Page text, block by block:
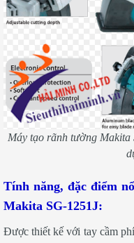
Máy tạo rãnh tường Makita
Tính năng, đặc điểm
Makita SG-1251J:
Được thiết kế với tay cầm